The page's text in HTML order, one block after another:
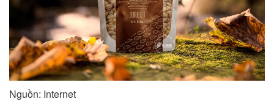
Nguồn: Internet